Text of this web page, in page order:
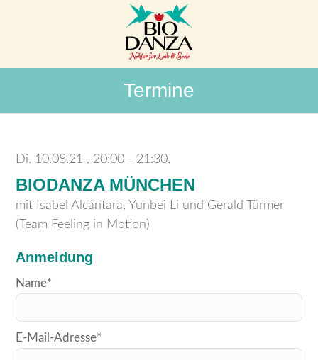
Termine
Di. 10.08.21 20:00 - 21:30,
BIODANZA MÜNCHEN
mit Isabel Alcántara, Yunbei Li und Gerald Türmer
(Team Feeling in Motion)
Anmeldung
Bitte
dieses
Feld
Name*
E-Mail-Adresse*